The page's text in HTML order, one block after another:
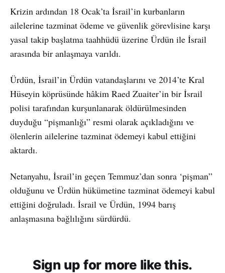
Krizin ardından 18 Ocak’ta İsrail’in kurbanların
ailelerine tazminat ödeme ve güvenlik görevlisine karşı
yasal takip başlatma taahhüdü üzerine Ürdün ile İsrail
arasında bir anlaşmaya varıldı.
Ürdün, İsrail’in Ürdün vatandaşlarını ve 2014’te Kral
Hüseyin köprüsünde hâkim Raed Zuaiter’in bir İsrail
polisi tarafından kurşunlanarak öldürülmesinden
duyduğu “pişmanlığı” resmi olarak açıkladığını ve
ölenlerin ailelerine tazminat ödemeyi kabul ettiğini
aktardı.
Netanyahu, İsrail’in geçen Temmuz’dan sonra ‘pişman”
olduğunu ve Ürdün hükümetine tazminat ödemeyi kabul
ettiğini doğruladı. İsrail ve Ürdün, 1994 barış
anlaşmasına bağlılığını sürdürdü.
Sign up for more like this.